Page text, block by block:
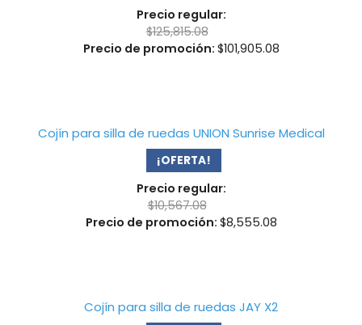
Precio regular:
$125,815.08
Precio de promoción: $101,905.08
Cojín para silla de ruedas UNION Sunrise Medical
¡OFERTA!
Precio regular:
$10,567.08
Precio de promoción: $8,555.08
Cojín para silla de ruedas JAY X2